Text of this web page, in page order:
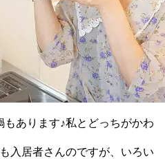
もあります♪私とどっちがかわ
入居者さんのですが、いろい